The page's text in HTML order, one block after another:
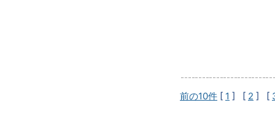
前の10件 [ 1 ] [ 2 ] [